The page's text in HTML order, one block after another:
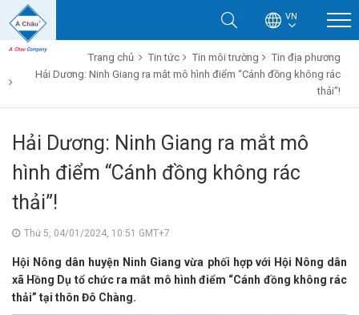
VN
Trang chủ Tin tức Tin môi trường
Tin địa phương
Hải Dương: Ninh Giang ra mắt mô hình điểm “Cánh đồng không rác
thải”!
Hải Dương: Ninh Giang ra mắt mô
hình điểm “Cánh đồng không rác
thải”!
Thứ 5, 04/01/2024, 10:51 GMT+7
Hội Nông dân huyện Ninh Giang vừa phối hợp với Hội Nông dân
xã Hồng Dụ tổ chức ra mắt mô hình điểm “Cánh đồng không rác
thải” tại thôn Đô Chàng.